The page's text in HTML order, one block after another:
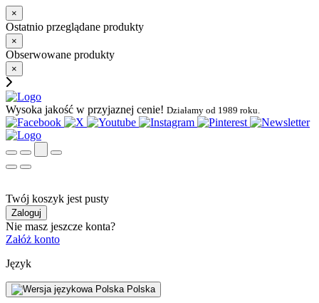
×
Ostatnio przeglądane produkty
×
Obserwowane produkty
×
Wysoka jakość w przyjaznej cenie! Działamy od 1989 roku.
Twój koszyk jest pusty
Zaloguj
Nie masz jeszcze konta?
Załóż konto
Język
Polska